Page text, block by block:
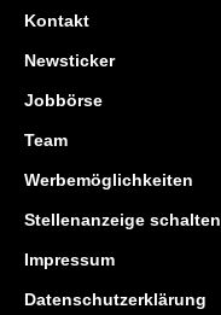
Kontakt
Newsticker
Jobbörse
Team
Werbemöglichkeiten
Stellenanzeige schalten
Impressum
Datenschutzerklärung